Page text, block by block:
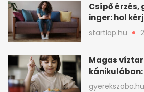
Csípő érzés,
inger: hol
felfázás
startlap.hu
Magas
gyerekeknek
gyerekszoba.hu